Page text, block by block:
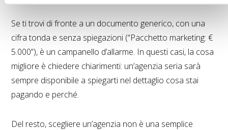
Se ti trovi di fronte a un documento generico, con una
cifra tonda e senza spiegazioni (“Pacchetto marketing: €
5.000”), è un campanello d’allarme. In questi casi, la cosa
migliore è chiedere chiarimenti: un’agenzia seria sarà
sempre disponibile a spiegarti nel dettaglio cosa stai
pagando e perché.
Del resto, scegliere un’agenzia non è una semplice